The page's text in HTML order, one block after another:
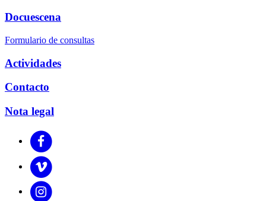
Docuescena
Formulario de consultas
Actividades
Contacto
Nota legal